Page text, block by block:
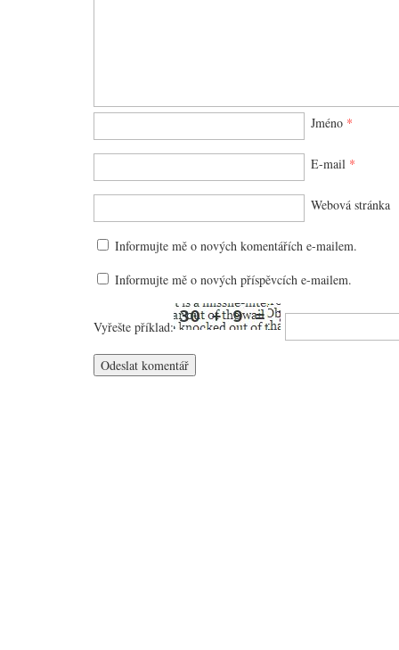
Jméno *
E-mail *
Webová stránka
Informujte mě o nových komentářích e-mailem.
Informujte mě o nových příspěvcích e-mailem.
Vyřešte příklad: